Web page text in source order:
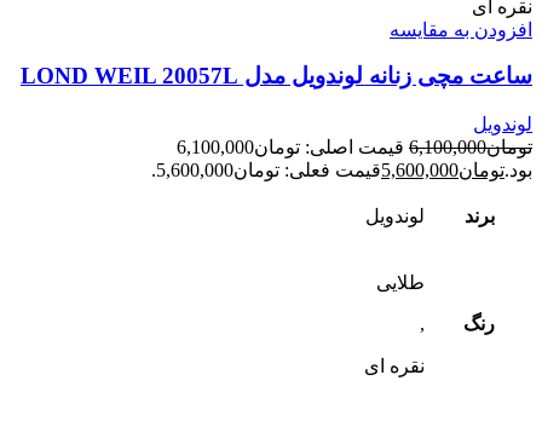
نقره ای
افزودن به مقایسه
ساعت مچی زنانه لوندویل مدل LOND WEIL 20057L
لوندویل
تومان6,100,000
قیمت اصلی: تومان6,100,000
بود.تومان5,600,000قیمت فعلی: تومان5,600,000.
برند لوندویل
رنگ
طلایی
,
نقره ای